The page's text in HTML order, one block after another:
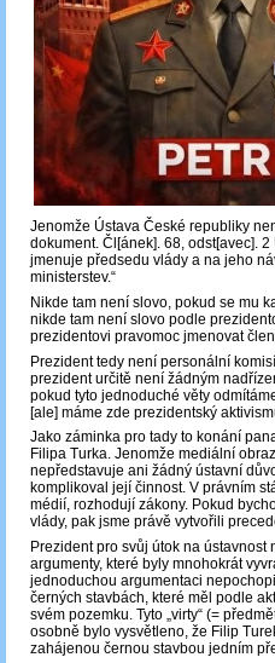
Jenomže Ústava České republiky
dokument. Čl[ánek]. 68, odst[avec].
jmenuje předsedu vlády a na jeho
ministerstev.“
Nikde tam není slovo, pokud se mu
nikde tam není slovo podle
prezidentovi pravomoc jmenovat
Prezident tedy není personální
prezident určitě není žádným
pokud tyto jednoduché věty
[ale] máme zde prezidentský
Jako záminka pro tady to konání
Filipa Turka. Jenomže mediální
nepředstavuje ani žádný ústavní
komplikoval její činnost. V právním
médií, rozhodují zákony. Pokud
vlády, pak jsme právě vytvořili
Prezident pro svůj útok na
argumenty, které byly mnohokrát
jednoduchou argumentaci
černých stavbách, které měl podle
svém pozemku. Tyto „virty“ (=
osobně bylo vysvětleno, že Filip
zahájenou černou stavbou jedním